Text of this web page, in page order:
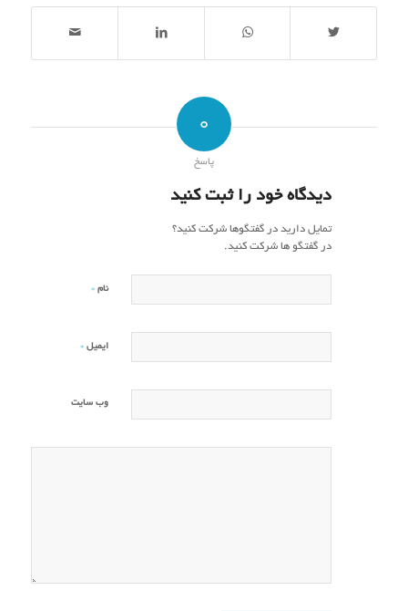
0
پاسخ
دیدگاه خود را ثبت کنید
تمایل دارید در گفتگوها شرکت کنید؟
در گفتگو ها شرکت کنید.
نام *
ایمیل *
وب‌ سایت